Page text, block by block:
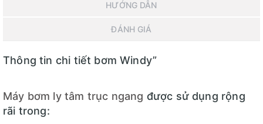
HƯỚNG DẪN
ĐÁNH GIÁ
Thông tin chi tiết bơm Windy”
Máy bơm ly tâm trục ngang được sử dụng rộng
rãi trong: